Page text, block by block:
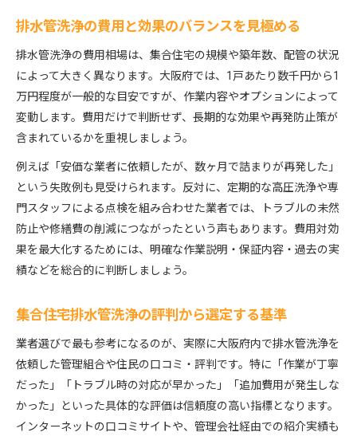
排水管洗浄の費用と効果のバランスを見極める
排水管洗浄の費用相場は、集合住宅の規模や築年数、配管の状況
によって大きく異なります。大阪府では、1戸あたり数千円から1
万円程度が一般的な目安ですが、作業内容やオプションによって
変動します。費用だけで判断せず、長期的な効果や再発防止策が
含まれているかを重視しましょう。
例えば「安価な業者に依頼したが、数ヶ月で詰まりが再発した」
という失敗例も見受けられます。反対に、定期的な高圧洗浄や専
門スタッフによる点検を組み合わせた業者では、トラブルの未然
防止や修繕費の削減につながったという声もあります。費用対効
果を最大化するためには、明確な作業説明・保証内容・過去の実
績などを総合的に判断しましょう。
集合住宅排水管洗浄の評判から選定する基準
業者選びで最も参考になるのが、実際に大阪府内で排水管洗浄を
依頼した管理組合や住民の口コミ・評判です。特に「作業が丁寧
だった」「トラブル時の対応が早かった」「追加費用が発生しな
かった」といった具体的な評価は信頼度の高い指標となります。
インターネットの口コミサイトや、管理会社経由での紹介実績も